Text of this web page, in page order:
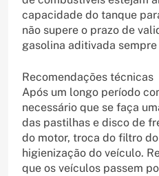
capacidade do tanque
não supere o prazo de
gasolina aditivada
Recomendações técnicas
Após um longo período
necessário que se faça
das pastilhas e disco de
do motor, troca do filtro
higienização do veículo.
que os veículos passem